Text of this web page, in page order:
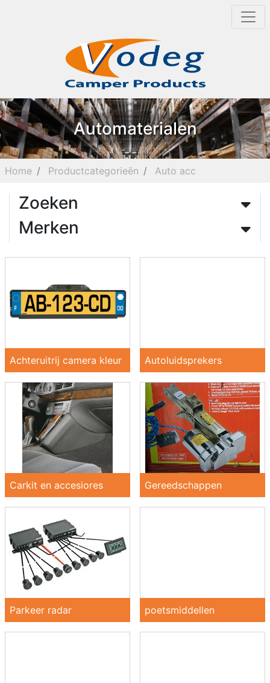
Automaterialen
Home Productcategorieën Auto acc
Zoeken
Merken
Achteruitrij camera kleur Autoluidsprekers
Carkit en accesiores Gereedschappen
Parkeer radar poetsmiddellen